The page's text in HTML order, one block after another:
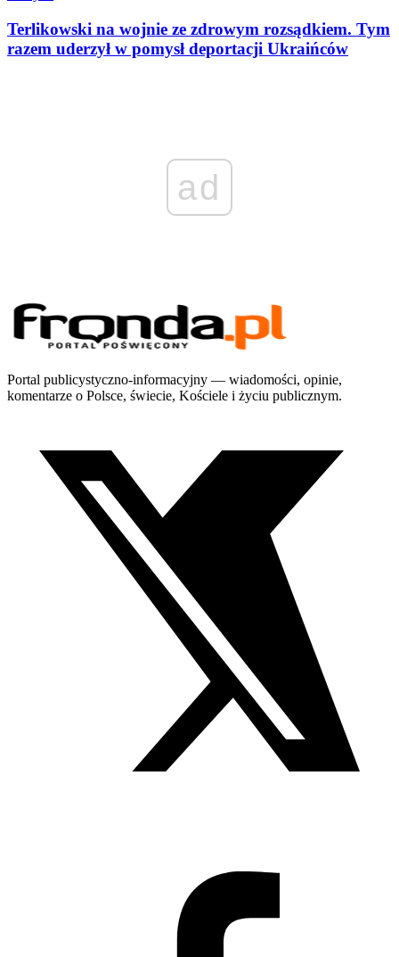
Terlikowski na wojnie ze zdrowym rozsądkiem. Tym
razem uderzył w pomysł deportacji Ukraińców
ad
Portal publicystyczno-informacyjny — wiadomości, opinie,
komentarze o Polsce, świecie, Kościele i życiu publicznym.